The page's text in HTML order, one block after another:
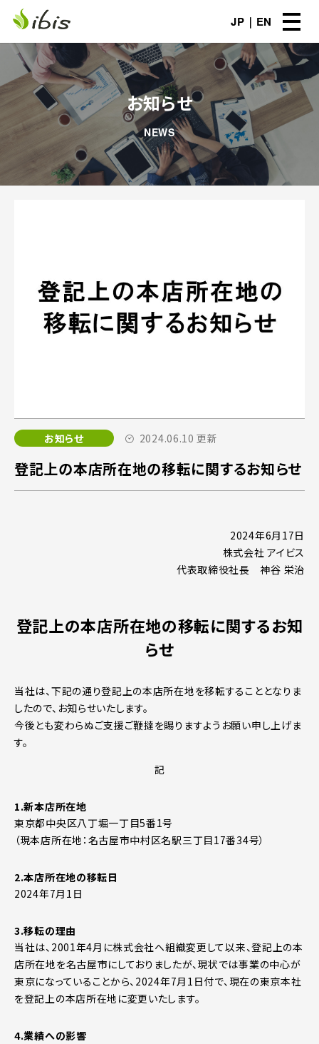
JP EN
お知らせ
NEWS
お知らせ 2024.06.10 更新
登記上の本店所在地の移転に関するお知らせ
2024年6月17日
株式会社 アイビス
代表取締役社長 神谷 栄治
登記上の本店所在地の移転に関するお知
らせ
当社は、下記の通り登記上の本店所在地を移転することとなりま
したので、お知らせいたします。
今後とも変わらぬご支援ご鞭撻を賜りますようお願い申し上げま
す。
記
1.新本店所在地
東京都中央区八丁堀一丁目5番1号
（現本店所在地：名古屋市中村区名駅三丁目17番34号）
2.本店所在地の移転日
2024年7月1日
3.移転の理由
当社は、2001年4月に株式会社へ組織変更して以来、登記上の本
店所在地を名古屋市にしておりましたが、現状では事業の中心が
東京になっていることから、2024年7月1日付で、現在の東京本社
を登記上の本店所在地に変更いたします。
4.業績への影響